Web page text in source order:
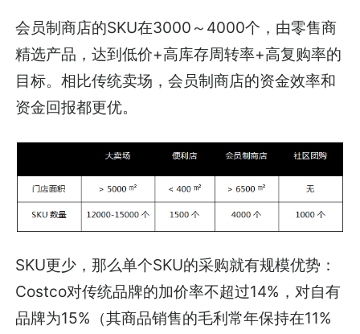
会员制商店的SKU在3000～4000个，由零售商
精选产品，达到低价+高库存周转率+高复购率的
目标。相比传统卖场，会员制商店的资金效率和
资金回报都更优。
SKU更少，那么单个SKU的采购就有规模优势：
Costco对传统品牌的加价率不超过14%，对自有
品牌为15%（其商品销售的毛利常年保持在11%